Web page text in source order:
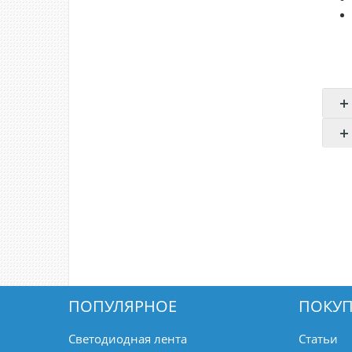
ПОПУЛЯРНОЕ
Светодиодная лента Статьи